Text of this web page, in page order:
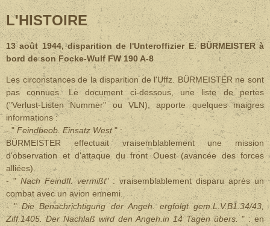
L'HISTOIRE
13 août 1944, disparition de l'Unteroffizier E. BÜRMEISTER à
bord de son Focke-Wulf FW 190 A-8
Les circonstances de la disparition de l'Uffz. BÜRMEISTER ne sont
pas connues. Le document ci-dessous, une liste de pertes
("Verlust-Listen Nummer" ou VLN), apporte quelques maigres
informations :
- " Feindbeob. Einsatz West" :
BÜRMEISTER effectuait vraisemblablement une mission
d'observation et d'attaque du front Ouest (avancée des forces
alliées).
- " Nach Feindfl. vermißt" : vraisemblablement disparu après un
combat avec un avion ennemi.
- "Die Benachrichtigung der Angeh. ergfolgt gem.L.V.B1.34/43,
Ziff.1405. Der Nachlaß wird den Angeh.in 14 Tagen übers. " : en